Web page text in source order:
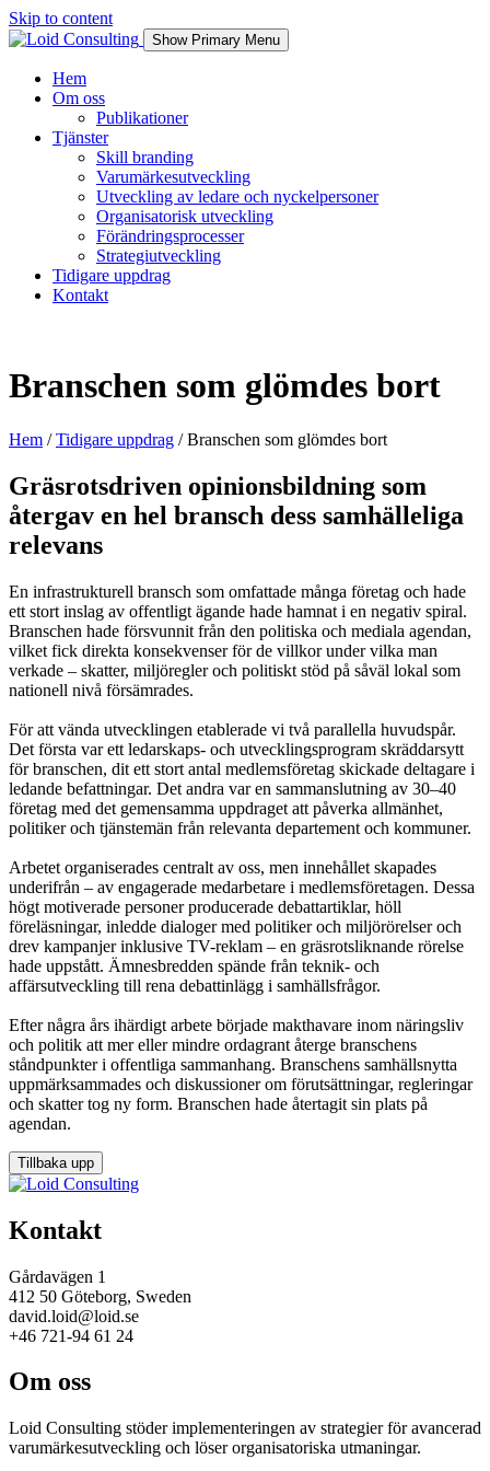
Skip to content
Show Primary Menu
Hem
Om oss
Publikationer
Tjänster
Skill branding
Varumärkesutveckling
Utveckling av ledare och nyckelpersoner
Organisatorisk utveckling
Förändringsprocesser
Strategiutveckling
Tidigare uppdrag
Kontakt
Branschen som glömdes bort
Hem / Tidigare uppdrag / Branschen som glömdes bort
Gräsrotsdriven opinionsbildning som
återgav en hel bransch dess samhälleliga
relevans
En infrastrukturell bransch som omfattade många företag och hade
ett stort inslag av offentligt ägande hade hamnat i en negativ spiral.
Branschen hade försvunnit från den politiska och mediala agendan,
vilket fick direkta konsekvenser för de villkor under vilka man
verkade – skatter, miljöregler och politiskt stöd på såväl lokal som
nationell nivå försämrades.
För att vända utvecklingen etablerade vi två parallella huvudspår.
Det första var ett ledarskaps- och utvecklingsprogram skräddarsytt
för branschen, dit ett stort antal medlemsföretag skickade deltagare i
ledande befattningar. Det andra var en sammanslutning av 30–40
företag med det gemensamma uppdraget att påverka allmänhet,
politiker och tjänstemän från relevanta departement och kommuner.
Arbetet organiserades centralt av oss, men innehållet skapades
underifrån – av engagerade medarbetare i medlemsföretagen. Dessa
högt motiverade personer producerade debattartiklar, höll
föreläsningar, inledde dialoger med politiker och miljörörelser och
drev kampanjer inklusive TV-reklam – en gräsrotsliknande rörelse
hade uppstått. Ämnesbredden spände från teknik- och
affärsutveckling till rena debattinlägg i samhällsfrågor.
Efter några års ihärdigt arbete började makthavare inom näringsliv
och politik att mer eller mindre ordagrant återge branschens
ståndpunkter i offentliga sammanhang. Branschens samhällsnytta
uppmärksammades och diskussioner om förutsättningar, regleringar
och skatter tog ny form. Branschen hade återtagit sin plats på
agendan.
Tillbaka upp
Kontakt
Gårdavägen 1
412 50 Göteborg, Sweden
david.loid@loid.se
+46 721-94 61 24
Om oss
Loid Consulting stöder implementeringen av strategier för avancerad
varumärkesutveckling och löser organisatoriska utmaningar.